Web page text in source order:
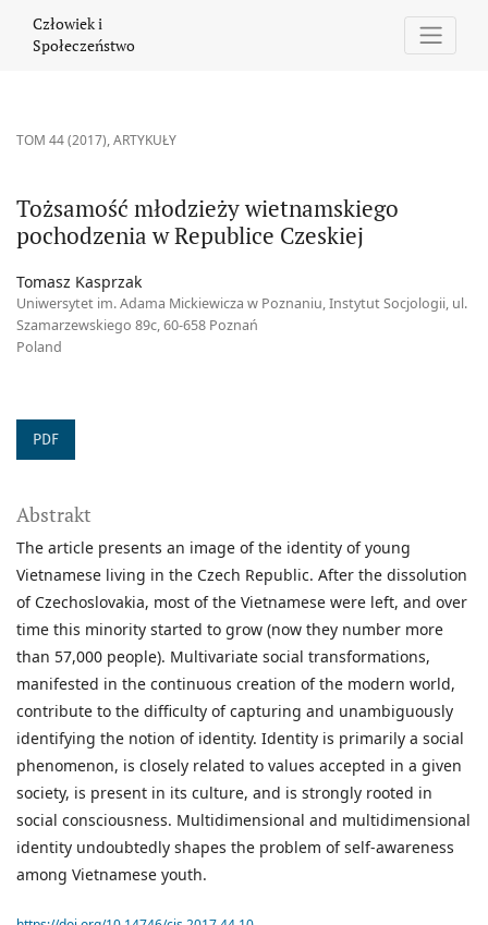
Człowiek i
Społeczeństwo
TOM 44 (2017),ARTYKUŁY
Tożsamość młodzieży wietnamskiego
pochodzenia w Republice Czeskiej
Tomasz Kasprzak
Uniwersytet im. Adama Mickiewicza w Poznaniu, Instytut Socjologii, ul.
Szamarzewskiego 89c, 60-658 Poznań
Poland
PDF
Abstrakt
The article presents an image of the identity of young
Vietnamese living in the Czech Republic. After the dissolution
of Czechoslovakia, most of the Vietnamese were left, and over
time this minority started to grow (now they number more
than 57,000 people). Multivariate social transformations,
manifested in the continuous creation of the modern world,
contribute to the difficulty of capturing and unambiguously
identifying the notion of identity. Identity is primarily a social
phenomenon, is closely related to values accepted in a given
society, is present in its culture, and is strongly rooted in
social consciousness. Multidimensional and multidimensional
identity undoubtedly shapes the problem of self-awareness
among Vietnamese youth.